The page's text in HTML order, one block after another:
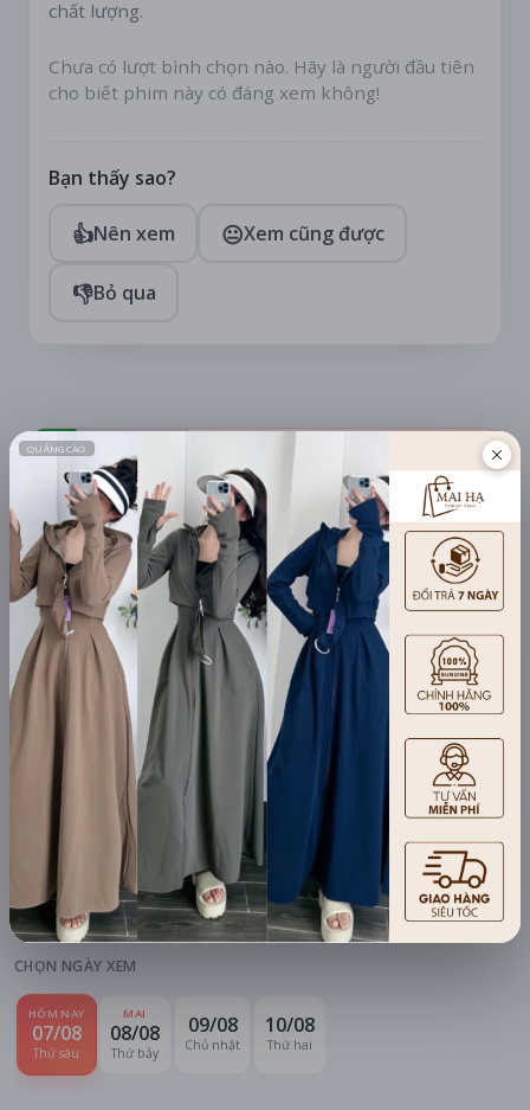
chất lượng.
Chưa có lượt bình chọn nào. Hãy là người đầu tiên
cho biết phim này có đáng xem không!
Bạn thấy sao?
👍Nên xem 😐Xem cũng được
👎Bỏ qua
TÀI TRỢ
Quạt mini GOOJODOQ 4000
mAh di động
Khuyến mãi + free ship
Xem khuyến mãi
Chi tiết
LỊCH CHIẾU BÌNH LUẬN ĐÁNH GIÁ TIN TỨC
Hà Nội
HỆ THỐNG RẠP
Tất cả hệ thống
CHỌN NGÀY XEM
HÔM NAY
07/08
Thứ sáu
MAI
08/08
Thứ bảy
09/08
Chủ nhật
10/08
Thứ hai